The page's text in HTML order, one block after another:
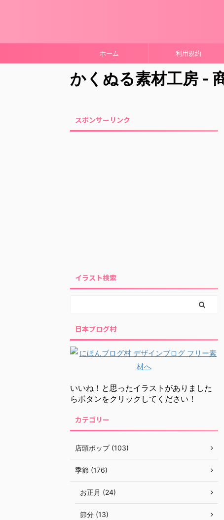
ホーム 利用規約
かくぬる素材工房 -
スポンサーリンク
イラスト検索
日本ブログ村
いいね！と思ったイラストがありました
らボタンをクリックしてください！
カテゴリー
店頭ポップ (103)
季節 (176)
お正月 (24)
節分 (13)